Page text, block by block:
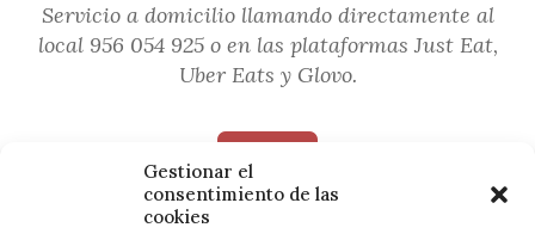
Gestionar el
consentimiento de las
cookies
Servicio a domicilio llamando directamente al
local 956 054 925 o en las plataformas Just Eat,
Uber Eats y Glovo.